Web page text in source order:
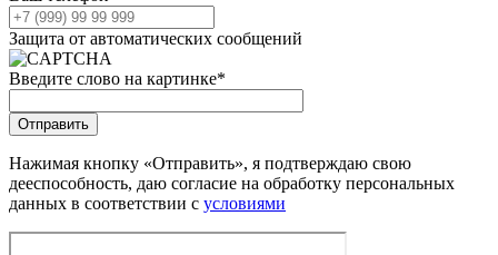
Защита от автоматических сообщений
Введите слово на картинке*
Нажимая кнопку «Отправить», я подтверждаю свою
дееспособность, даю согласие на обработку персональных
данных в соответствии с условиями